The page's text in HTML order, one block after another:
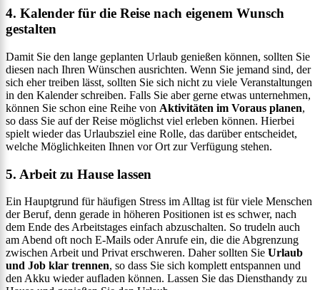
4. Kalender für die Reise nach eigenem Wunsch
gestalten
Damit Sie den lange geplanten Urlaub genießen können, sollten Sie
diesen nach Ihren Wünschen ausrichten. Wenn Sie jemand sind, der
sich eher treiben lässt, sollten Sie sich nicht zu viele Veranstaltungen
in den Kalender schreiben. Falls Sie aber gerne etwas unternehmen,
können Sie schon eine Reihe von Aktivitäten im Voraus planen,
so dass Sie auf der Reise möglichst viel erleben können. Hierbei
spielt wieder das Urlaubsziel eine Rolle, das darüber entscheidet,
welche Möglichkeiten Ihnen vor Ort zur Verfügung stehen.
5. Arbeit zu Hause lassen
Ein Hauptgrund für häufigen Stress im Alltag ist für viele Menschen
der Beruf, denn gerade in höheren Positionen ist es schwer, nach
dem Ende des Arbeitstages einfach abzuschalten. So trudeln auch
am Abend oft noch E-Mails oder Anrufe ein, die die Abgrenzung
zwischen Arbeit und Privat erschweren. Daher sollten Sie Urlaub
und Job klar trennen, so dass Sie sich komplett entspannen und
den Akku wieder aufladen können. Lassen Sie das Diensthandy zu